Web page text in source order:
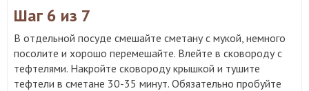
Шаг 6 из 7
В отдельной посуде смешайте сметану с мукой, немного
посолите и хорошо перемешайте. Влейте в сковороду с
тефтелями. Накройте сковороду крышкой и тушите
тефтели в сметане 30-35 минут. Обязательно пробуйте